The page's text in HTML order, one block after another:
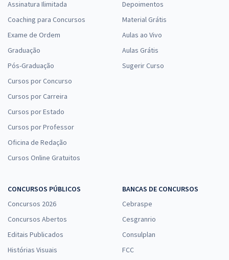
Assinatura Ilimitada
Coaching para Concursos
Exame de Ordem
Graduação
Pós-Graduação
Cursos por Concurso
Cursos por Carreira
Cursos por Estado
Cursos por Professor
Oficina de Redação
Cursos Online Gratuitos
Depoimentos
Material Grátis
Aulas ao Vivo
Aulas Grátis
Sugerir Curso
CONCURSOS PÚBLICOS
Concursos 2026
Concursos Abertos
Editais Publicados
Histórias Visuais
BANCAS DE CONCURSOS
Cebraspe
Cesgranrio
Consulplan
FCC